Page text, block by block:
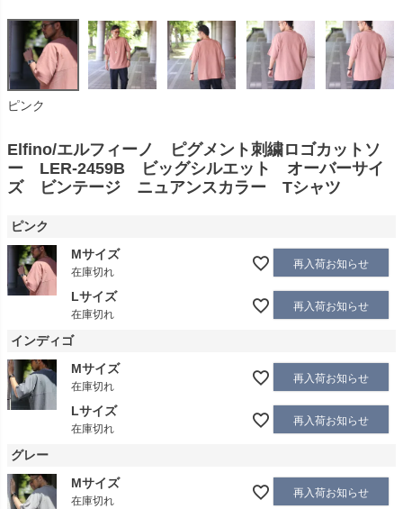
ピンク
Elfino/エルフィーノ ピグメント刺繍ロゴカットソ
ー LER-2459B ビッグシルエット オーバーサイ
ズ ビンテージ ニュアンスカラー Tシャツ
ピンク
Mサイズ
在庫切れ
再入荷お知らせ
Lサイズ
在庫切れ
再入荷お知らせ
インディゴ
Mサイズ
在庫切れ
再入荷お知らせ
Lサイズ
在庫切れ
再入荷お知らせ
グレー
Mサイズ
在庫切れ
再入荷お知らせ